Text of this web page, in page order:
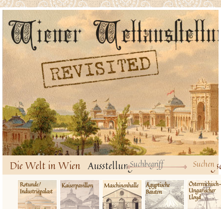
Die Welt in Wien Ausstellungsbauten